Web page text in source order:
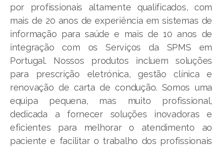
por profissionais altamente qualificados, com
mais de 20 anos de experiência em sistemas de
informação para saúde e mais de 10 anos de
integração com os Serviços da SPMS em
Portugal. Nossos produtos incluem soluções
para prescrição eletrónica, gestão clínica e
renovação de carta de condução. Somos uma
equipa pequena, mas muito profissional,
dedicada a fornecer soluções inovadoras e
eficientes para melhorar o atendimento ao
paciente e facilitar o trabalho dos profissionais